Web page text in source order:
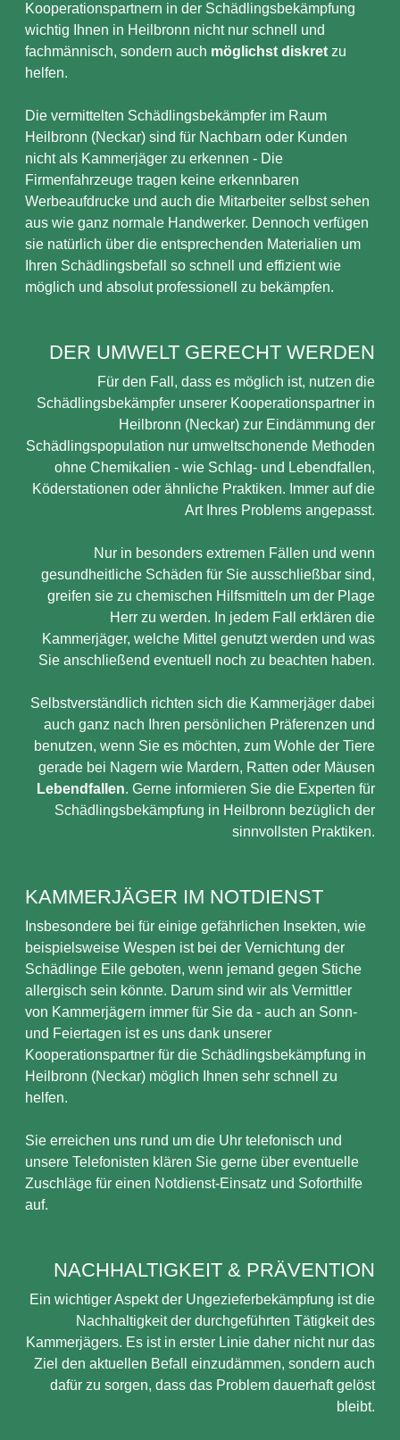
Kooperationspartnern in der Schädlingsbekämpfung
wichtig Ihnen in Heilbronn nicht nur schnell und
fachmännisch, sondern auch möglichst diskret zu
helfen.
Die vermittelten Schädlingsbekämpfer im Raum
Heilbronn (Neckar) sind für Nachbarn oder Kunden
nicht als Kammerjäger zu erkennen - Die
Firmenfahrzeuge tragen keine erkennbaren
Werbeaufdrucke und auch die Mitarbeiter selbst sehen
aus wie ganz normale Handwerker. Dennoch verfügen
sie natürlich über die entsprechenden Materialien um
Ihren Schädlingsbefall so schnell und effizient wie
möglich und absolut professionell zu bekämpfen.
DER UMWELT GERECHT WERDEN
Für den Fall, dass es möglich ist, nutzen die
Schädlingsbekämpfer unserer Kooperationspartner in
Heilbronn (Neckar) zur Eindämmung der
Schädlingspopulation nur umweltschonende Methoden
ohne Chemikalien - wie Schlag- und Lebendfallen,
Köderstationen oder ähnliche Praktiken. Immer auf die
Art Ihres Problems angepasst.
Nur in besonders extremen Fällen und wenn
gesundheitliche Schäden für Sie ausschließbar sind,
greifen sie zu chemischen Hilfsmitteln um der Plage
Herr zu werden. In jedem Fall erklären die
Kammerjäger, welche Mittel genutzt werden und was
Sie anschließend eventuell noch zu beachten haben.
Selbstverständlich richten sich die Kammerjäger dabei
auch ganz nach Ihren persönlichen Präferenzen und
benutzen, wenn Sie es möchten, zum Wohle der Tiere
gerade bei Nagern wie Mardern, Ratten oder Mäusen
Lebendfallen. Gerne informieren Sie die Experten für
Schädlingsbekämpfung in Heilbronn bezüglich der
sinnvollsten Praktiken.
KAMMERJÄGER IM NOTDIENST
Insbesondere bei für einige gefährlichen Insekten, wie
beispielsweise Wespen ist bei der Vernichtung der
Schädlinge Eile geboten, wenn jemand gegen Stiche
allergisch sein könnte. Darum sind wir als Vermittler
von Kammerjägern immer für Sie da - auch an Sonn-
und Feiertagen ist es uns dank unserer
Kooperationspartner für die Schädlingsbekämpfung in
Heilbronn (Neckar) möglich Ihnen sehr schnell zu
helfen.
Sie erreichen uns rund um die Uhr telefonisch und
unsere Telefonisten klären Sie gerne über eventuelle
Zuschläge für einen Notdienst-Einsatz und Soforthilfe
auf.
NACHHALTIGKEIT & PRÄVENTION
Ein wichtiger Aspekt der Ungezieferbekämpfung ist die
Nachhaltigkeit der durchgeführten Tätigkeit des
Kammerjägers. Es ist in erster Linie daher nicht nur das
Ziel den aktuellen Befall einzudämmen, sondern auch
dafür zu sorgen, dass das Problem dauerhaft gelöst
bleibt.